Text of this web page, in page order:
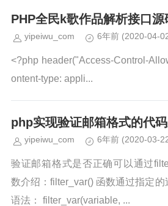
PHP全民k歌作品解析接口源
yipeiwu_com 6年前 (2020-04-
<?php header("Access-Control-
ontent-type: appli...
php实现验证邮箱格式的代
yipeiwu_com 6年前 (2020-03-
验证邮箱格式是否正确可以通过
数介绍：filter_var() 函数通过指定的
语法： filter_var(variable, ...